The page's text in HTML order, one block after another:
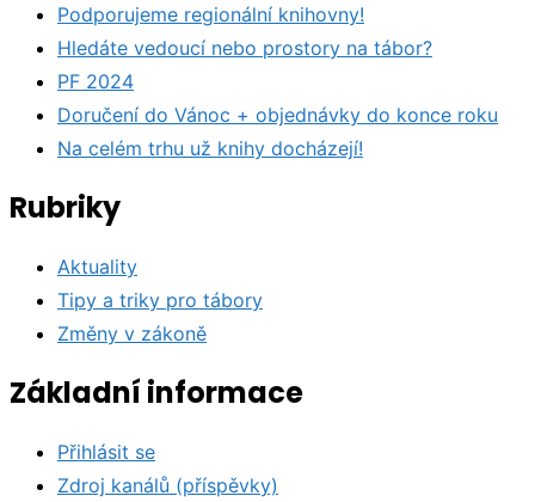
Podporujeme regionální knihovny!
Hledáte vedoucí nebo prostory na tábor?
PF 2024
Doručení do Vánoc + objednávky do konce roku
Na celém trhu už knihy docházejí!
Rubriky
Aktuality
Tipy a triky pro tábory
Změny v zákoně
Základní informace
Přihlásit se
Zdroj kanálů (příspěvky)